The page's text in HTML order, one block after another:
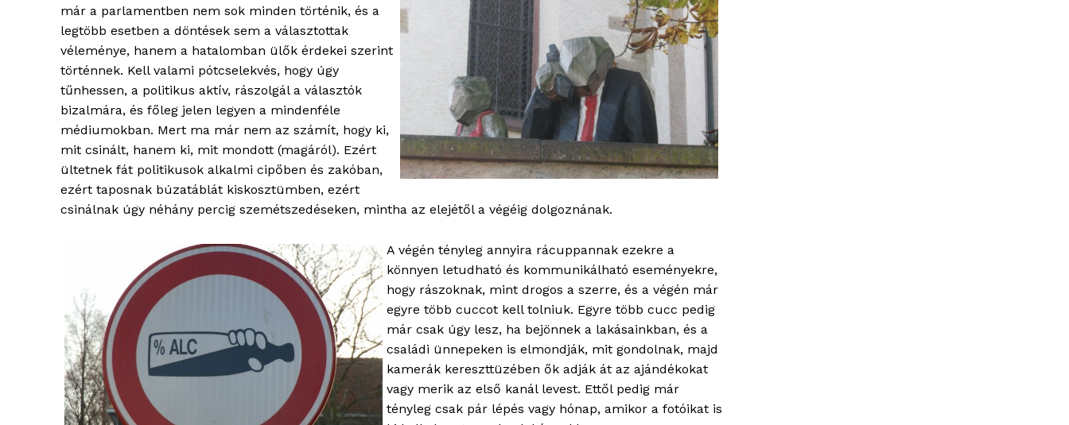
ELŐFIZETÉS
már a parlamentben nem sok minden történik, és a
legtöbb esetben a döntések sem a választottak
véleménye, hanem a hatalomban ülők érdekei szerint
történnek. Kell valami pótcselekvés, hogy úgy
tűnhessen, a politikus aktív, rászolgál a választók
bizalmára, és főleg jelen legyen a mindenféle
médiumokban. Mert ma már nem az számít, hogy ki,
mit csinált, hanem ki, mit mondott (magáról). Ezért
ültetnek fát politikusok alkalmi cipőben és zakóban,
ezért taposnak búzatáblát kiskosztümben, ezért
csinálnak úgy néhány percig szemétszedéseken, mintha az elejétől a végéig dolgoznának.
A végén tényleg annyira rácuppannak ezekre a
könnyen letudható és kommunikálható eseményekre,
hogy rászoknak, mint drogos a szerre, és a végén már
egyre több cuccot kell tolniuk. Egyre több cucc pedig
már csak úgy lesz, ha bejönnek a lakásainkban, és a
családi ünnepeken is elmondják, mit gondolnak, majd
kamerák kereszttüzében ők adják át az ajándékokat
vagy merik az első kanál levest. Ettől pedig már
tényleg csak pár lépés vagy hónap, amikor a fotóikat is